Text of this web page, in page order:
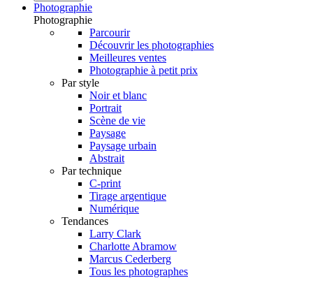
Photographie
Photographie
Parcourir
Découvrir les photographies
Meilleures ventes
Photographie à petit prix
Par style
Noir et blanc
Portrait
Scène de vie
Paysage
Paysage urbain
Abstrait
Par technique
C-print
Tirage argentique
Numérique
Tendances
Larry Clark
Charlotte Abramow
Marcus Cederberg
Tous les photographes